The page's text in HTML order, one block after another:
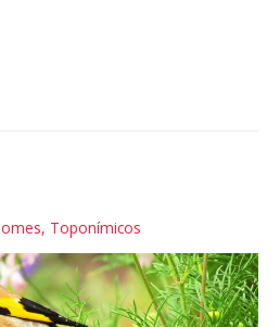
, Toponímicos